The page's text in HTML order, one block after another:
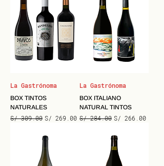
La Gastrónoma
BOX TINTOS
NATURALES
Precio
S/ 309.00 Precio de oferta
S/ 269.00
La Gastrónoma
BOX ITALIANO
NATURAL TINTOS
Precio
S/ 284.00 Precio de
S/ 266.00